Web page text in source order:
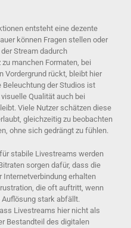
entsteht eine dezente
können Fragen stellen oder
Stream dadurch
manchen Formaten, bei
Vordergrund rückt, bleibt hier
der Studios ist
Qualität auch bei
Viele Nutzer schätzen diese
gleichzeitig zu beobachten
ohne sich gedrängt zu fühlen.
stabile Livestreams werden
sorgen dafür, dass die
erhalten
die oft auftritt, wenn
stark abfällt.
Livestreams hier nicht als
Bestandteil des digitalen